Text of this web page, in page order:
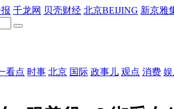
千龙网 贝壳财经 北京BEIJING 新京雅
看点 时事 北京 国际 政事儿 观点 消费